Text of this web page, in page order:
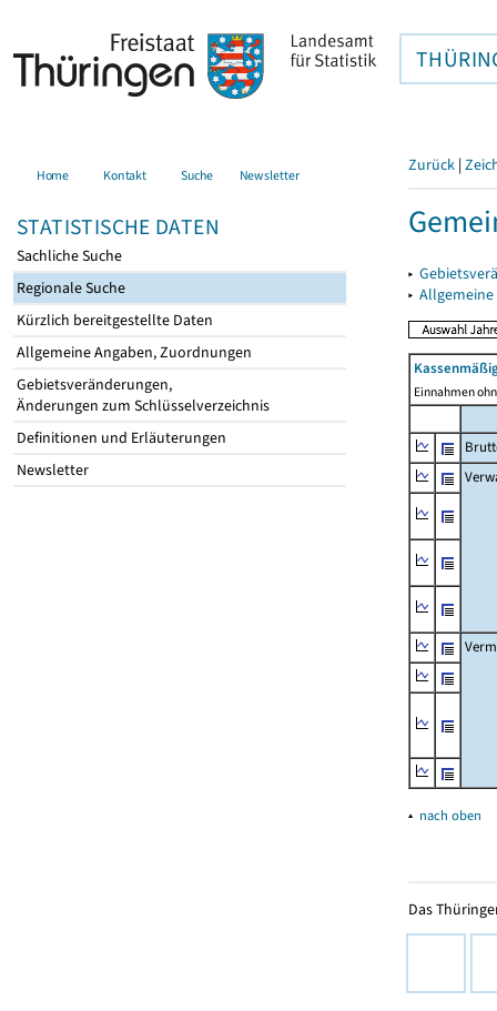
Home Kontakt Suche Newsletter
STATISTISCHE DATEN
Sachliche Suche
Regionale Suche
Kürzlich bereitgestellte Daten
Allgemeine Angaben, Zuordnungen
Gebietsveränderungen,
Änderungen zum Schlüsselverzeichnis
Definitionen und Erläuterungen
Newsletter
Zurück |
▸
▸
Einnahmen
▴ nach oben
Das